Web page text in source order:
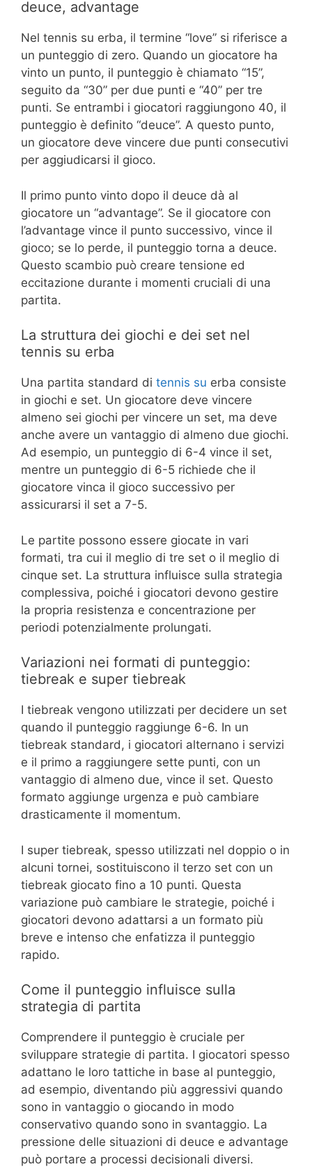
deuce, advantage
Nel tennis su erba, il termine “love” si riferisce a
un punteggio di zero. Quando un giocatore ha
vinto un punto, il punteggio è chiamato “15”,
seguito da “30” per due punti e “40” per tre
punti. Se entrambi i giocatori raggiungono 40, il
punteggio è definito “deuce”. A questo punto,
un giocatore deve vincere due punti consecutivi
per aggiudicarsi il gioco.
Il primo punto vinto dopo il deuce dà al
giocatore un “advantage”. Se il giocatore con
l’advantage vince il punto successivo, vince il
gioco; se lo perde, il punteggio torna a deuce.
Questo scambio può creare tensione ed
eccitazione durante i momenti cruciali di una
partita.
La struttura dei giochi e dei set nel
tennis su erba
Una partita standard di tennis su erba consiste
in giochi e set. Un giocatore deve vincere
almeno sei giochi per vincere un set, ma deve
anche avere un vantaggio di almeno due giochi.
Ad esempio, un punteggio di 6-4 vince il set,
mentre un punteggio di 6-5 richiede che il
giocatore vinca il gioco successivo per
assicurarsi il set a 7-5.
Le partite possono essere giocate in vari
formati, tra cui il meglio di tre set o il meglio di
cinque set. La struttura influisce sulla strategia
complessiva, poiché i giocatori devono gestire
la propria resistenza e concentrazione per
periodi potenzialmente prolungati.
Variazioni nei formati di punteggio:
tiebreak e super tiebreak
I tiebreak vengono utilizzati per decidere un set
quando il punteggio raggiunge 6-6. In un
tiebreak standard, i giocatori alternano i servizi
e il primo a raggiungere sette punti, con un
vantaggio di almeno due, vince il set. Questo
formato aggiunge urgenza e può cambiare
drasticamente il momentum.
I super tiebreak, spesso utilizzati nel doppio o in
alcuni tornei, sostituiscono il terzo set con un
tiebreak giocato fino a 10 punti. Questa
variazione può cambiare le strategie, poiché i
giocatori devono adattarsi a un formato più
breve e intenso che enfatizza il punteggio
rapido.
Come il punteggio influisce sulla
strategia di partita
Comprendere il punteggio è cruciale per
sviluppare strategie di partita. I giocatori spesso
adattano le loro tattiche in base al punteggio,
ad esempio, diventando più aggressivi quando
sono in vantaggio o giocando in modo
conservativo quando sono in svantaggio. La
pressione delle situazioni di deuce e advantage
può portare a processi decisionali diversi.